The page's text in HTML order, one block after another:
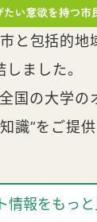
と包括的地
しました。
国の大学の
識”をご提
情報をもっと